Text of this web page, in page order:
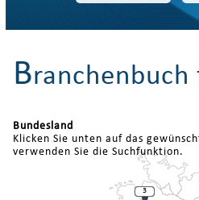
Branchenbuch
Bundesland
Klicken Sie unten auf das
verwenden Sie die Suchfunktion.
3